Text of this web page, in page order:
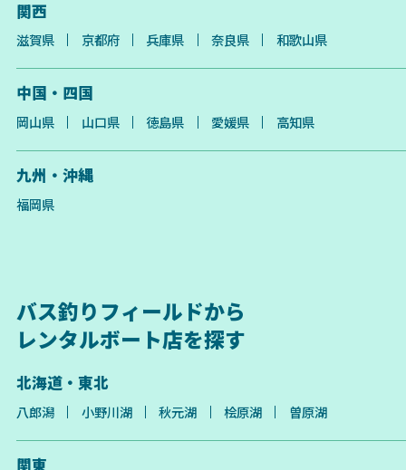
関西
滋賀県 京都府 兵庫県 奈良県 和歌山県
中国・四国
岡山県 山口県 徳島県 愛媛県 高知県
九州・沖縄
福岡県
バス釣りフィールドから
レンタルボート店を探す
北海道・東北
八郎潟 小野川湖 秋元湖 桧原湖 曽原湖
関東